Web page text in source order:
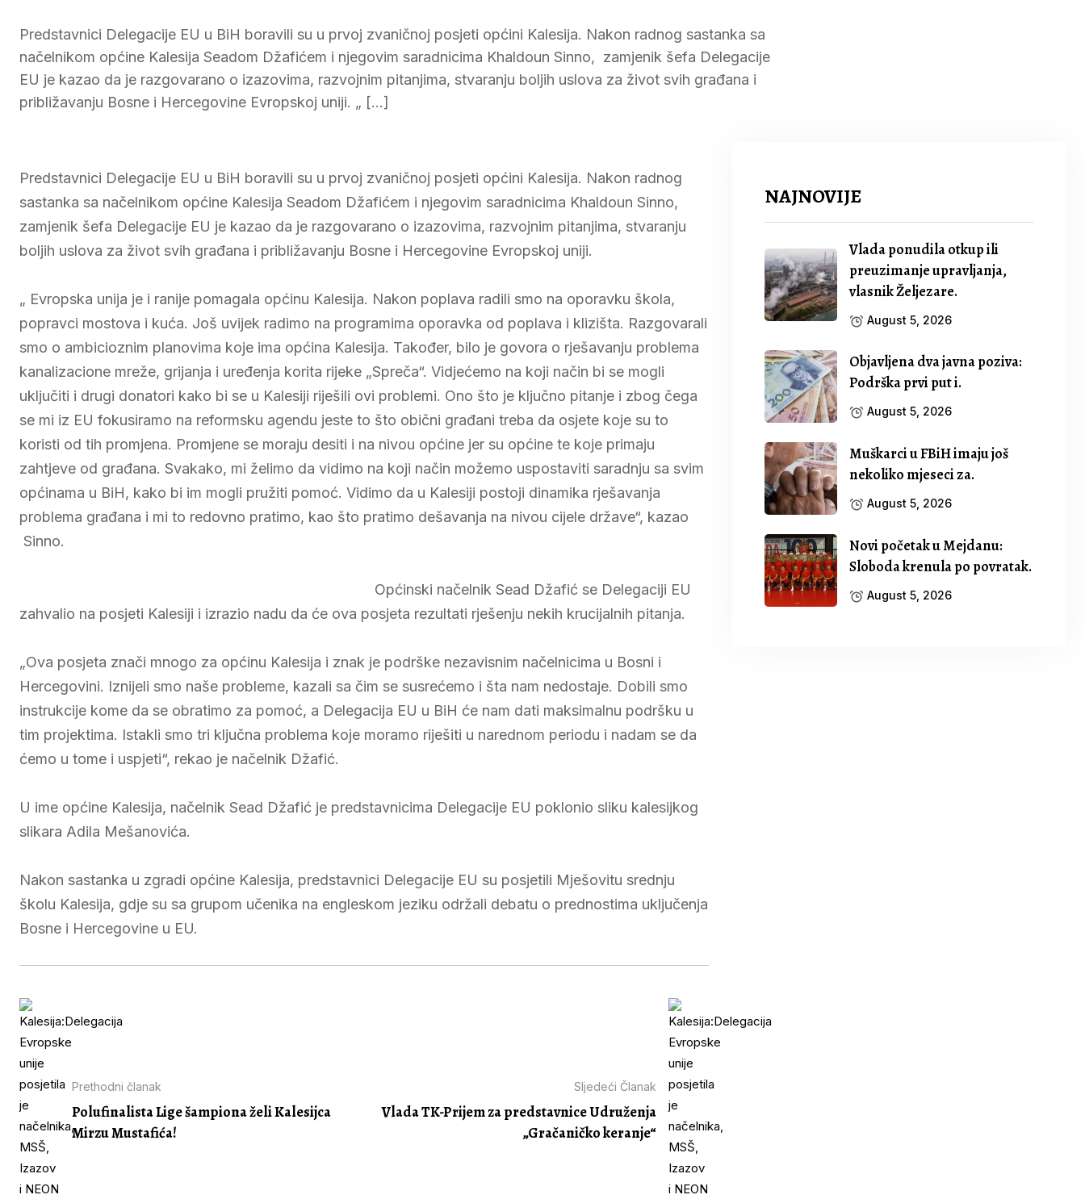
Predstavnici Delegacije EU u BiH boravili su u prvoj zvaničnoj posjeti općini Kalesija. Nakon radnog sastanka sa
načelnikom općine Kalesija Seadom Džafićem i njegovim saradnicima Khaldoun Sinno, zamjenik šefa Delegacije
EU je kazao da je razgovarano o izazovima, razvojnim pitanjima, stvaranju boljih uslova za život svih građana i
približavanju Bosne i Hercegovine Evropskoj uniji. „ […]
Predstavnici Delegacije EU u BiH boravili su u prvoj zvaničnoj posjeti općini Kalesija. Nakon radnog
sastanka sa načelnikom općine Kalesija Seadom Džafićem i njegovim saradnicima Khaldoun Sinno,
zamjenik šefa Delegacije EU je kazao da je razgovarano o izazovima, razvojnim pitanjima, stvaranju
boljih uslova za život svih građana i približavanju Bosne i Hercegovine Evropskoj uniji.
„ Evropska unija je i ranije pomagala općinu Kalesija. Nakon poplava radili smo na oporavku škola,
popravci mostova i kuća. Još uvijek radimo na programima oporavka od poplava i klizišta. Razgovarali
smo o ambicioznim planovima koje ima općina Kalesija. Također, bilo je govora o rješavanju problema
kanalizacione mreže, grijanja i uređenja korita rijeke „Spreča“. Vidjećemo na koji način bi se mogli
uključiti i drugi donatori kako bi se u Kalesiji riješili ovi problemi. Ono što je ključno pitanje i zbog čega
se mi iz EU fokusiramo na reformsku agendu jeste to što obični građani treba da osjete koje su to
koristi od tih promjena. Promjene se moraju desiti i na nivou općine jer su općine te koje primaju
zahtjeve od građana. Svakako, mi želimo da vidimo na koji način možemo uspostaviti saradnju sa svim
općinama u BiH, kako bi im mogli pružiti pomoć. Vidimo da u Kalesiji postoji dinamika rješavanja
problema građana i mi to redovno pratimo, kao što pratimo dešavanja na nivou cijele države“, kazao
Sinno.
Općinski načelnik Sead Džafić se Delegaciji EU
zahvalio na posjeti Kalesiji i izrazio nadu da će ova posjeta rezultati rješenju nekih krucijalnih pitanja.
„Ova posjeta znači mnogo za općinu Kalesija i znak je podrške nezavisnim načelnicima u Bosni i
Hercegovini. Iznijeli smo naše probleme, kazali sa čim se susrećemo i šta nam nedostaje. Dobili smo
instrukcije kome da se obratimo za pomoć, a Delegacija EU u BiH će nam dati maksimalnu podršku u
tim projektima. Istakli smo tri ključna problema koje moramo riješiti u narednom periodu i nadam se da
ćemo u tome i uspjeti“, rekao je načelnik Džafić.
U ime općine Kalesija, načelnik Sead Džafić je predstavnicima Delegacije EU poklonio sliku kalesijkog
slikara Adila Mešanovića.
Nakon sastanka u zgradi općine Kalesija, predstavnici Delegacije EU su posjetili Mješovitu srednju
školu Kalesija, gdje su sa grupom učenika na engleskom jeziku održali debatu o prednostima uključenja
Bosne i Hercegovine u EU.
Prethodni članak
Polufinalista Lige šampiona želi Kalesijca
Mirzu Mustafića!
Sljedeći Članak
Vlada TK-Prijem za predstavnice Udruženja
„Gračaničko keranje“
NAJNOVIJE
Vlada ponudila otkup ili
preuzimanje upravljanja,
vlasnik Željezare.
August 5, 2026
Objavljena dva javna poziva:
Podrška prvi put i.
August 5, 2026
Muškarci u FBiH imaju još
nekoliko mjeseci za.
August 5, 2026
Novi početak u Mejdanu:
Sloboda krenula po povratak.
August 5, 2026